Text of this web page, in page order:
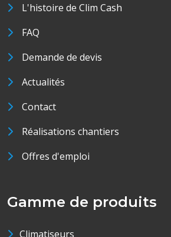
L'histoire de Clim Cash
FAQ
Demande de devis
Actualités
Contact
Réalisations chantiers
Offres d'emploi
Gamme de produits
Climatiseurs